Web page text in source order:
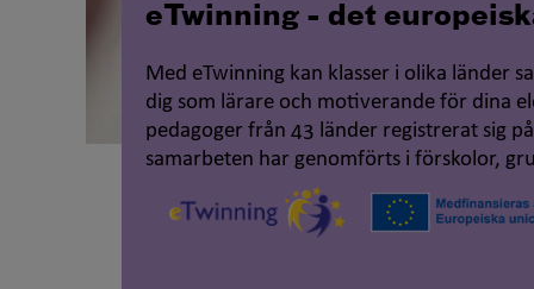
eTwinning - det
Med eTwinning kan klasser i olika länder
dig som lärare och motiverande för dina
pedagoger från 43 länder registrerat sig på
samarbeten har genomförts i förskolor,